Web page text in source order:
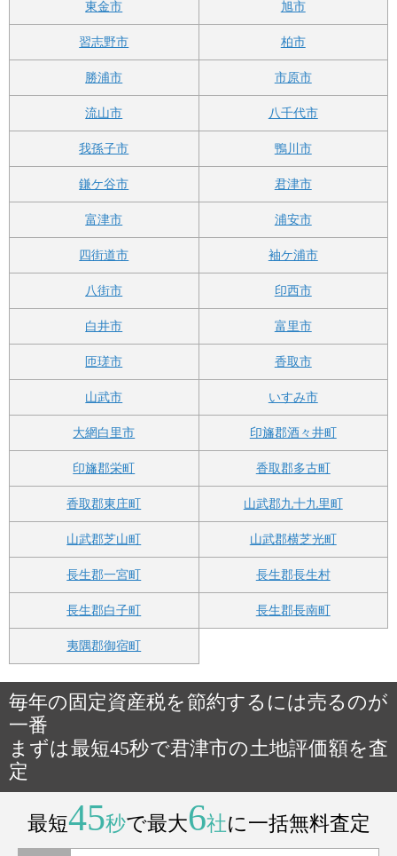
東金市 旭市
習志野市 柏市
勝浦市 市原市
流山市 八千代市
我孫子市 鴨川市
鎌ケ谷市 君津市
富津市 浦安市
四街道市 袖ケ浦市
八街市 印西市
白井市 富里市
匝瑳市 香取市
山武市 いすみ市
大網白里市 印旛郡酒々井町
印旛郡栄町 香取郡多古町
香取郡東庄町 山武郡九十九里町
山武郡芝山町 山武郡横芝光町
長生郡一宮町 長生郡長生村
長生郡白子町 長生郡長南町
夷隅郡御宿町
毎年の固定資産税を節約するには売るのが
一番
まずは最短45秒で君津市の土地評価額を査
定
最短45秒で最大6社に一括無料査定